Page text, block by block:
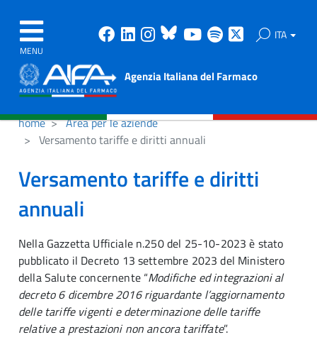
MENU
Facebook
Linkedin
Instagram
Bluesky
Youtube
Spotify ITA
Agenzia Italiana del Farmaco
home
Area per le aziende
Versamento tariffe e diritti annuali
Versamento tariffe e diritti
annuali
Nella Gazzetta Ufficiale n.250 del 25-10-2023 è stato
pubblicato il Decreto 13 settembre 2023 del Ministero
della Salute concernente “Modifiche ed integrazioni al
decreto 6 dicembre 2016 riguardante l’aggiornamento
delle tariffe vigenti e determinazione delle tariffe
relative a prestazioni non ancora tariffate”.